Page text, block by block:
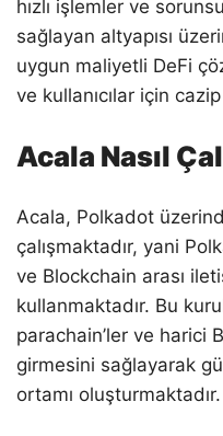
hızlı işlemler ve
sağlayan altyapısı
uygun maliyetli DeFi
ve kullanıcılar için
Acala Nasıl
Acala, Polkadot
çalışmaktadır, yani
ve Blockchain arası
kullanmaktadır. Bu
parachain’ler ve harici
girmesini sağlayarak
ortamı oluşturmaktadır.